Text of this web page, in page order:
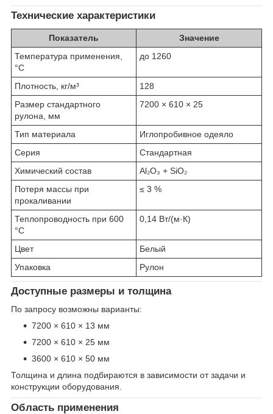
Технические характеристики
Показатель
Значение
Температура применения,
°C
до 1260
Плотность, кг/м³
128
Размер стандартного
рулона, мм
7200 × 610 × 25
Тип материала
Иглопробивное одеяло
Серия
Стандартная
Химический состав
Al₂O₃ + SiO₂
Потеря массы при
прокаливании
≤ 3 %
Теплопроводность при 600
°C
0,14 Вт/(м·К)
Цвет
Белый
Упаковка
Рулон
Доступные размеры и толщина
По запросу возможны варианты:
7200 × 610 × 13 мм
7200 × 610 × 25 мм
3600 × 610 × 50 мм
Толщина и длина подбираются в зависимости от задачи и
конструкции оборудования.
Область применения